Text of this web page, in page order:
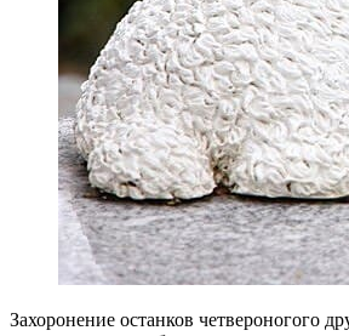
Захоронение останков четвероногого